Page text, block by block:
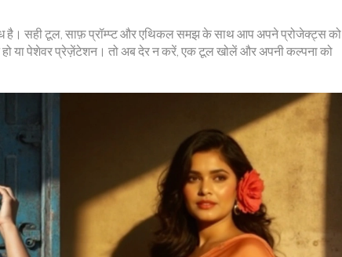
है। सही टूल, साफ़ प्रॉम्प्ट और एथिकल समझ के साथ आप अपने प्रोजेक्ट्स को
या पेशेवर प्रेज़ेंटेशन। तो अब देर न करें, एक टूल खोलें और अपनी कल्पना को